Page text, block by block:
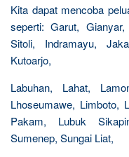
Kita dapat mencoba
seperti: Garut, Gianyar,
Sitoli, Indramayu,
Kutoarjo,
Labuhan, Lahat,
Lhoseumawe, Limboto,
Pakam, Lubuk
Sumenep, Sungai Liat,